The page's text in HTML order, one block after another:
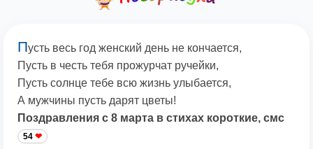
Пусть весь год женский день не кончается,
Пусть в честь тебя прожурчат ручейки,
Пусть солнце тебе всю жизнь улыбается,
А мужчины пусть дарят цветы!
Поздравления с 8 марта в стихах короткие, смс
54